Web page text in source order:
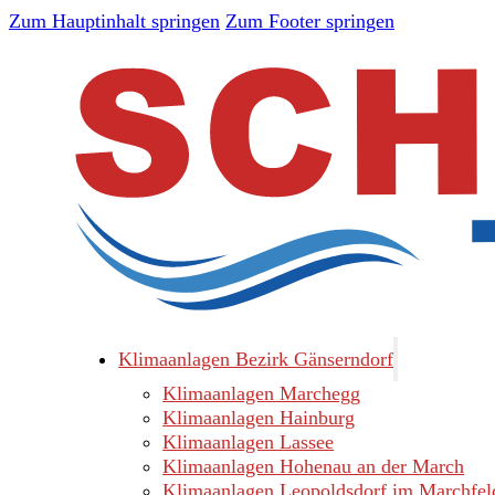
Zum Hauptinhalt springen Zum Footer springen
Klimaanlagen Bezirk Gänserndorf
Klimaanlagen Marchegg
Klimaanlagen Hainburg
Klimaanlagen Lassee
Klimaanlagen Hohenau an der March
Klimaanlagen Leopoldsdorf im